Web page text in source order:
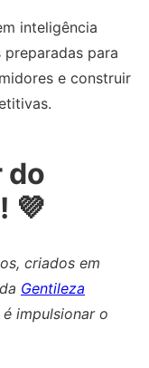
inteligência
para
e construir
do
💜
criados em
Gentileza
impulsionar o